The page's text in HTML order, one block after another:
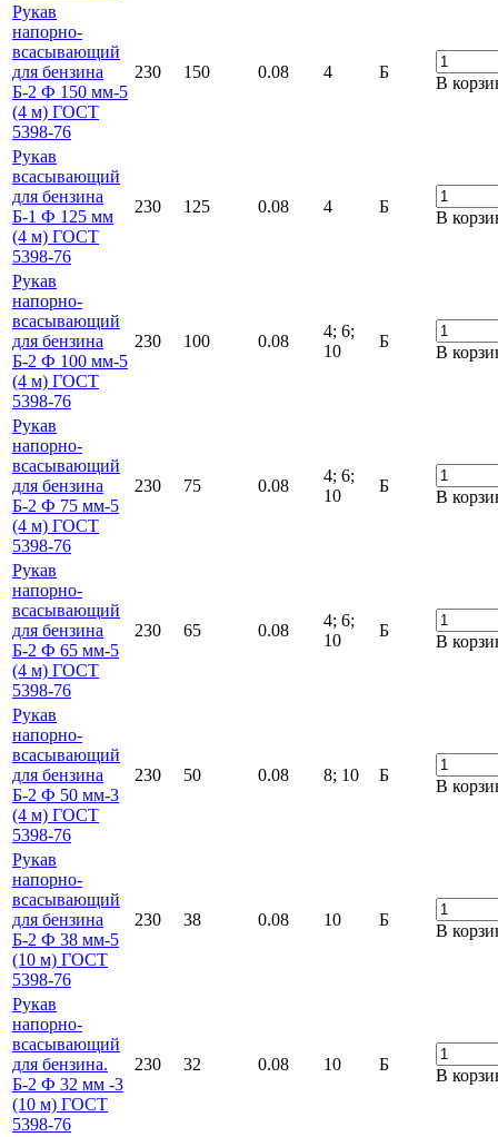
Рукав
напорно-
всасывающий
для бензина
Б-2 Ф 150 мм-5
(4 м) ГОСТ
5398-76
230 150 0.08 4 Б
В
Рукав
всасывающий
для бензина
Б-1 Ф 125 мм
(4 м) ГОСТ
5398-76
230 125 0.08 4 Б
В
Рукав
напорно-
всасывающий
для бензина
Б-2 Ф 100 мм-5
(4 м) ГОСТ
5398-76
230 100 0.08
4; 6;
10
Б
В
Рукав
напорно-
всасывающий
для бензина
Б-2 Ф 75 мм-5
(4 м) ГОСТ
5398-76
230 75 0.08
4; 6;
10
Б
В
Рукав
напорно-
всасывающий
для бензина
Б-2 Ф 65 мм-5
(4 м) ГОСТ
5398-76
230 65 0.08
4; 6;
10
Б
В
Рукав
напорно-
всасывающий
для бензина
Б-2 Ф 50 мм-3
(4 м) ГОСТ
5398-76
230 50 0.08 8; 10 Б
В
Рукав
напорно-
всасывающий
для бензина
Б-2 Ф 38 мм-5
(10 м) ГОСТ
5398-76
230 38 0.08 10 Б
В
Рукав
напорно-
всасывающий
для бензина.
Б-2 Ф 32 мм -3
(10 м) ГОСТ
5398-76
230 32 0.08 10 Б
В